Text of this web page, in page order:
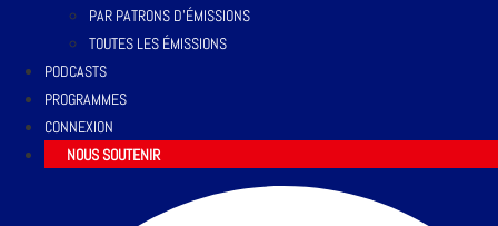
PAR PATRONS D’ÉMISSIONS
TOUTES LES ÉMISSIONS
PODCASTS
PROGRAMMES
CONNEXION
NOUS SOUTENIR